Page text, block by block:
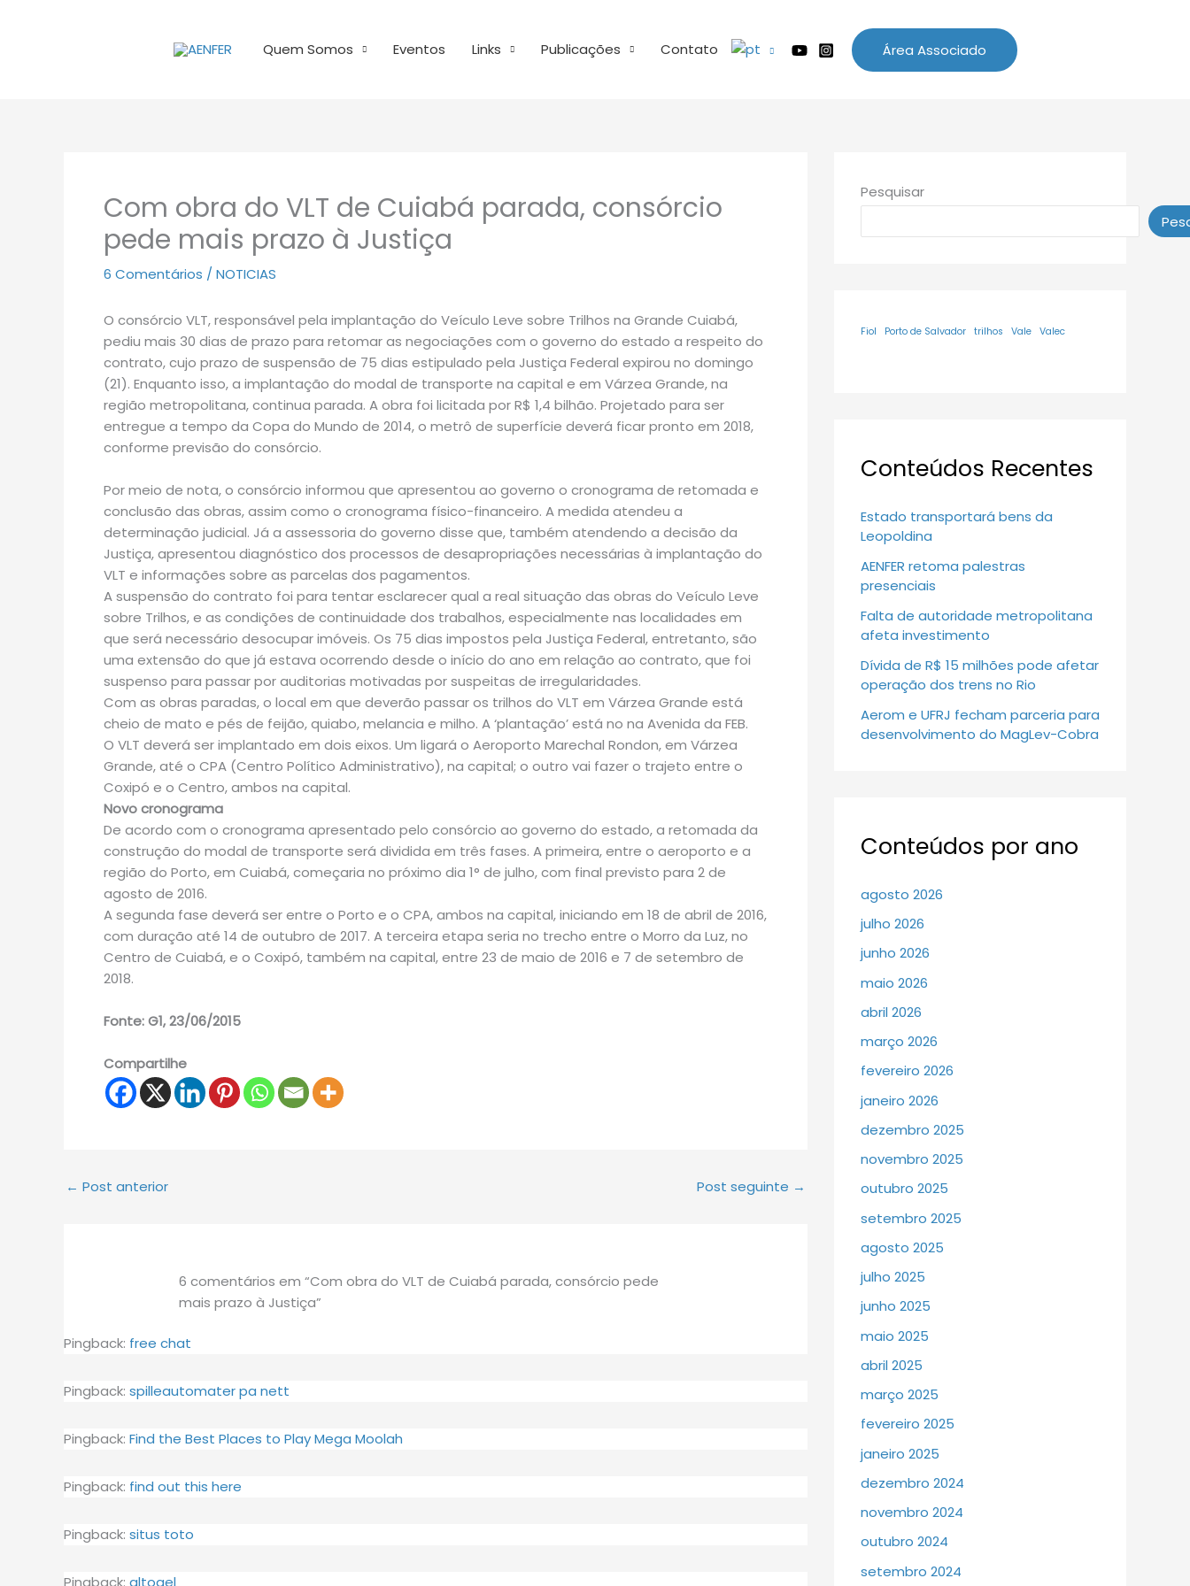
Quem Somos Eventos Links Publicações Contato Área Associado
Com obra do VLT de Cuiabá parada, consórcio
pede mais prazo à Justiça
6 Comentários / NOTICIAS
O consórcio VLT, responsável pela implantação do Veículo Leve sobre Trilhos na Grande Cuiabá,
pediu mais 30 dias de prazo para retomar as negociações com o governo do estado a respeito do
contrato, cujo prazo de suspensão de 75 dias estipulado pela Justiça Federal expirou no domingo
(21). Enquanto isso, a implantação do modal de transporte na capital e em Várzea Grande, na
região metropolitana, continua parada. A obra foi licitada por R$ 1,4 bilhão. Projetado para ser
entregue a tempo da Copa do Mundo de 2014, o metrô de superfície deverá ficar pronto em 2018,
conforme previsão do consórcio.
Por meio de nota, o consórcio informou que apresentou ao governo o cronograma de retomada e
conclusão das obras, assim como o cronograma físico-financeiro. A medida atendeu a
determinação judicial. Já a assessoria do governo disse que, também atendendo a decisão da
Justiça, apresentou diagnóstico dos processos de desapropriações necessárias à implantação do
VLT e informações sobre as parcelas dos pagamentos.
A suspensão do contrato foi para tentar esclarecer qual a real situação das obras do Veículo Leve
sobre Trilhos, e as condições de continuidade dos trabalhos, especialmente nas localidades em
que será necessário desocupar imóveis. Os 75 dias impostos pela Justiça Federal, entretanto, são
uma extensão do que já estava ocorrendo desde o início do ano em relação ao contrato, que foi
suspenso para passar por auditorias motivadas por suspeitas de irregularidades.
Com as obras paradas, o local em que deverão passar os trilhos do VLT em Várzea Grande está
cheio de mato e pés de feijão, quiabo, melancia e milho. A ‘plantação’ está no na Avenida da FEB.
O VLT deverá ser implantado em dois eixos. Um ligará o Aeroporto Marechal Rondon, em Várzea
Grande, até o CPA (Centro Político Administrativo), na capital; o outro vai fazer o trajeto entre o
Coxipó e o Centro, ambos na capital.
Novo cronograma
De acordo com o cronograma apresentado pelo consórcio ao governo do estado, a retomada da
construção do modal de transporte será dividida em três fases. A primeira, entre o aeroporto e a
região do Porto, em Cuiabá, começaria no próximo dia 1° de julho, com final previsto para 2 de
agosto de 2016.
A segunda fase deverá ser entre o Porto e o CPA, ambos na capital, iniciando em 18 de abril de 2016,
com duração até 14 de outubro de 2017. A terceira etapa seria no trecho entre o Morro da Luz, no
Centro de Cuiabá, e o Coxipó, também na capital, entre 23 de maio de 2016 e 7 de setembro de
2018.
Fonte: G1, 23/06/2015
Compartilhe
← Post anterior Post seguinte →
6 comentários em “Com obra do VLT de Cuiabá parada, consórcio pede
mais prazo à Justiça”
Pingback: free chat
Pingback: spilleautomater pa nett
Pingback: Find the Best Places to Play Mega Moolah
Pingback: find out this here
Pingback: situs toto
Pingback: altogel
Pesquisar
Fiol Porto de Salvador trilhos Vale Valec
Conteúdos Recentes
Estado transportará bens da
Leopoldina
AENFER retoma palestras
presenciais
Falta de autoridade metropolitana
afeta investimento
Dívida de R$ 15 milhões pode afetar
operação dos trens no Rio
Aerom e UFRJ fecham parceria para
desenvolvimento do MagLev-Cobra
Conteúdos por ano
agosto 2026
julho 2026
junho 2026
maio 2026
abril 2026
março 2026
fevereiro 2026
janeiro 2026
dezembro 2025
novembro 2025
outubro 2025
setembro 2025
agosto 2025
julho 2025
junho 2025
maio 2025
abril 2025
março 2025
fevereiro 2025
janeiro 2025
dezembro 2024
novembro 2024
outubro 2024
setembro 2024